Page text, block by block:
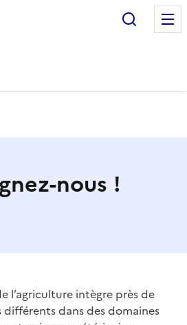
nous !
l’agriculture intègre près de
dans des domaines